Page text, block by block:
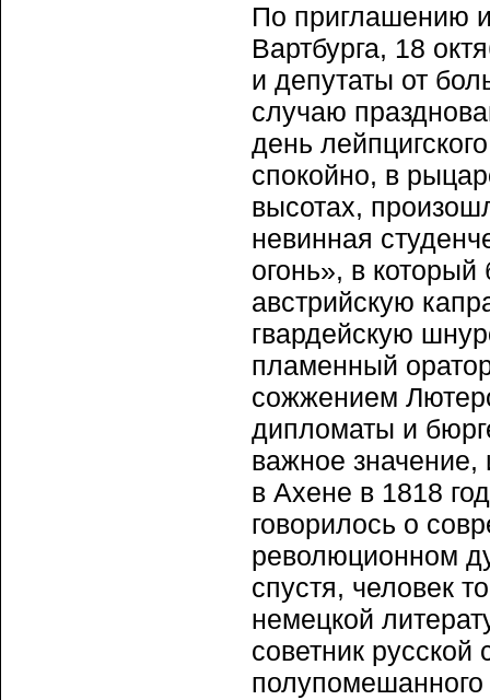
По приглашению
Вартбурга, 18
и депутаты от
случаю
день
спокойно, в
высотах,
невинная
огонь», в
австрийскую
гвардейскую
пламенный
сожжением
дипломаты и
важное значение,
в Ахене в 1818
говорилось о
революционном
спустя, человек
немецкой
советник
полупомешанного